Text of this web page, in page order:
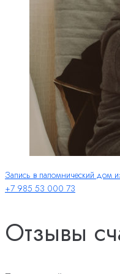
Запись в паломнический дом
+7 985 53 000 73
Отзывы